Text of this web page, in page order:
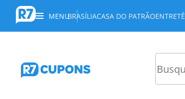
MENUBRASÍLIACASA DO PATRÃOENTRETÊ